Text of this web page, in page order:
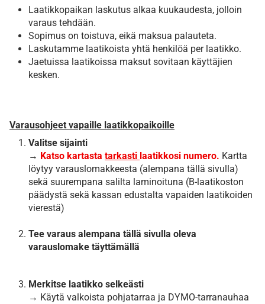
Laatikkopaikan laskutus alkaa kuukaudesta, jolloin
varaus tehdään.
Sopimus on toistuva, eikä maksua palauteta.
Laskutamme laatikoista yhtä henkilöä per laatikko.
Jaetuissa laatikoissa maksut sovitaan käyttäjien
kesken.
Varausohjeet vapaille laatikkopaikoille
Valitse sijainti
→ Katso kartasta tarkasti laatikkosi numero. Kartta
löytyy varauslomakkeesta (alempana tällä sivulla)
sekä suurempana salilta laminoituna (B-laatikoston
päädystä sekä kassan edustalta vapaiden laatikoiden
vierestä)
Tee varaus alempana tällä sivulla oleva
varauslomake täyttämällä
Merkitse laatikko selkeästi
→ Käytä valkoista pohjatarraa ja DYMO-tarranauhaa